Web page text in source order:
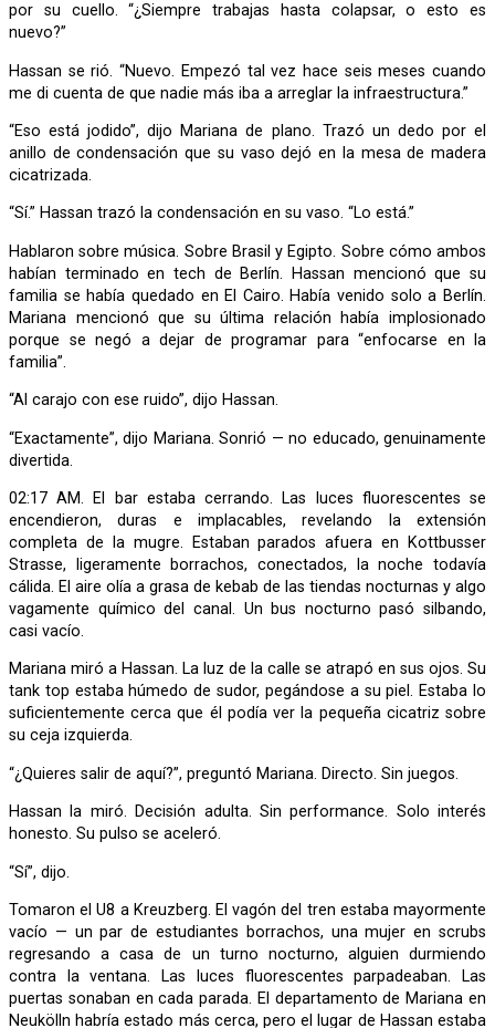
por su cuello. “¿Siempre trabajas hasta colapsar, o esto es
nuevo?”
Hassan se rió. “Nuevo. Empezó tal vez hace seis meses cuando
me di cuenta de que nadie más iba a arreglar la infraestructura.”
“Eso está jodido”, dijo Mariana de plano. Trazó un dedo por el
anillo de condensación que su vaso dejó en la mesa de madera
cicatrizada.
“Sí.” Hassan trazó la condensación en su vaso. “Lo está.”
Hablaron sobre música. Sobre Brasil y Egipto. Sobre cómo ambos
habían terminado en tech de Berlín. Hassan mencionó que su
familia se había quedado en El Cairo. Había venido solo a Berlín.
Mariana mencionó que su última relación había implosionado
porque se negó a dejar de programar para “enfocarse en la
familia”.
“Al carajo con ese ruido”, dijo Hassan.
“Exactamente”, dijo Mariana. Sonrió — no educado, genuinamente
divertida.
02:17 AM. El bar estaba cerrando. Las luces fluorescentes se
encendieron, duras e implacables, revelando la extensión
completa de la mugre. Estaban parados afuera en Kottbusser
Strasse, ligeramente borrachos, conectados, la noche todavía
cálida. El aire olía a grasa de kebab de las tiendas nocturnas y algo
vagamente químico del canal. Un bus nocturno pasó silbando,
casi vacío.
Mariana miró a Hassan. La luz de la calle se atrapó en sus ojos. Su
tank top estaba húmedo de sudor, pegándose a su piel. Estaba lo
suficientemente cerca que él podía ver la pequeña cicatriz sobre
su ceja izquierda.
“¿Quieres salir de aquí?”, preguntó Mariana. Directo. Sin juegos.
Hassan la miró. Decisión adulta. Sin performance. Solo interés
honesto. Su pulso se aceleró.
“Sí”, dijo.
Tomaron el U8 a Kreuzberg. El vagón del tren estaba mayormente
vacío — un par de estudiantes borrachos, una mujer en scrubs
regresando a casa de un turno nocturno, alguien durmiendo
contra la ventana. Las luces fluorescentes parpadeaban. Las
puertas sonaban en cada parada. El departamento de Mariana en
Neukölln habría estado más cerca, pero el lugar de Hassan estaba